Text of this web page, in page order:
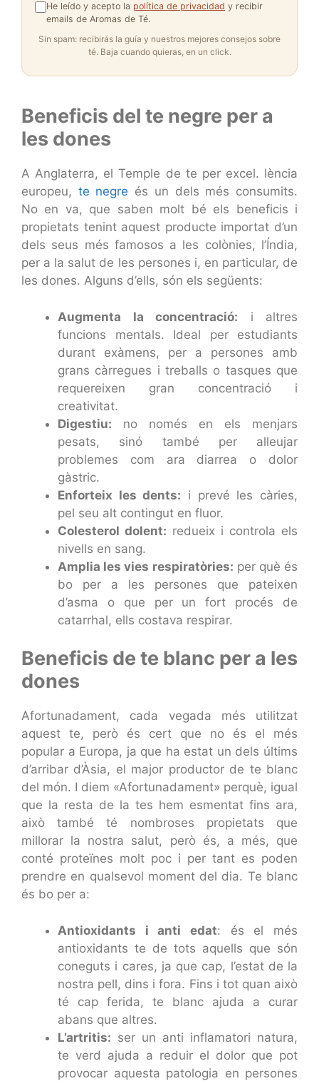
He leído y acepto la política de privacidad y recibir
emails de Aromas de Té.
Sin spam: recibirás la guía y nuestros mejores consejos sobre
té. Baja cuando quieras, en un click.
Beneficis del te negre per a
les dones
A Anglaterra, el Temple de te per excel. lència
europeu, te negre és un dels més consumits.
No en va, que saben molt bé els beneficis i
propietats tenint aquest producte importat d’un
dels seus més famosos a les colònies, l’Índia,
per a la salut de les persones i, en particular, de
les dones. Alguns d’ells, són els següents:
Augmenta la concentració: i altres
funcions mentals. Ideal per estudiants
durant exàmens, per a persones amb
grans càrregues i treballs o tasques que
requereixen gran concentració i
creativitat.
Digestiu: no només en els menjars
pesats, sinó també per alleujar
problemes com ara diarrea o dolor
gàstric.
Enforteix les dents: i prevé les càries,
pel seu alt contingut en fluor.
Colesterol dolent: redueix i controla els
nivells en sang.
Amplia les vies respiratòries: per què és
bo per a les persones que pateixen
d’asma o que per un fort procés de
catarrhal, ells costava respirar.
Beneficis de te blanc per a les
dones
Afortunadament, cada vegada més utilitzat
aquest te, però és cert que no és el més
popular a Europa, ja que ha estat un dels últims
d’arribar d’Àsia, el major productor de te blanc
del món. I diem «Afortunadament» perquè, igual
que la resta de la tes hem esmentat fins ara,
això també té nombroses propietats que
millorar la nostra salut, però és, a més, que
conté proteïnes molt poc i per tant es poden
prendre en qualsevol moment del dia. Te blanc
és bo per a:
Antioxidants i anti edat: és el més
antioxidants te de tots aquells que són
coneguts i cares, ja que cap, l’estat de la
nostra pell, dins i fora. Fins i tot quan això
té cap ferida, te blanc ajuda a curar
abans que altres.
L’artritis: ser un anti inflamatori natura,
te verd ajuda a reduir el dolor que pot
provocar aquesta patologia en persones